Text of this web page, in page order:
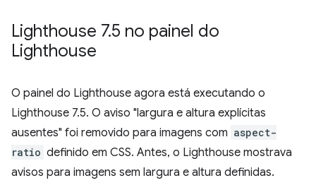
Lighthouse 7.5 no painel do
Lighthouse
O painel do Lighthouse agora está executando o
Lighthouse 7.5. O aviso "largura e altura explícitas
ausentes" foi removido para imagens com aspect-
ratio definido em CSS. Antes, o Lighthouse mostrava
avisos para imagens sem largura e altura definidas.